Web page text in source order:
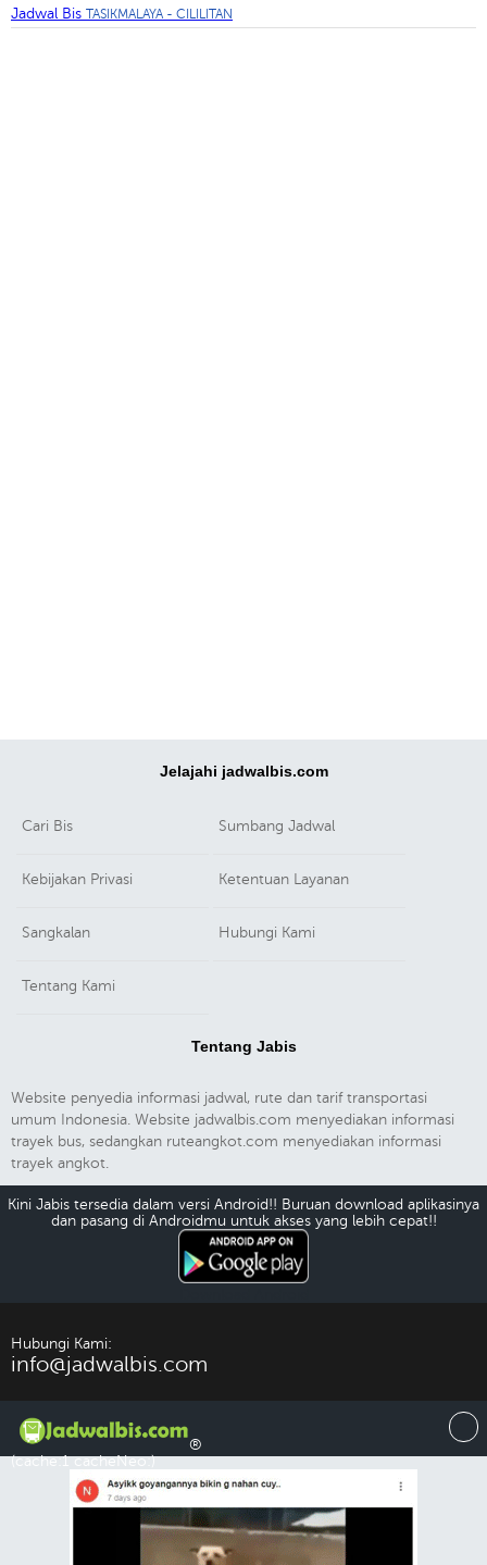
Jadwal Bis TASIKMALAYA - CILILITAN
Jelajahi jadwalbis.com
Cari Bis Sumbang Jadwal
Kebijakan Privasi Ketentuan Layanan
Sangkalan Hubungi Kami
Tentang Kami
Tentang Jabis
Website penyedia informasi jadwal, rute dan tarif transportasi
umum Indonesia. Website jadwalbis.com menyediakan informasi
trayek bus, sedangkan ruteangkot.com menyediakan informasi
trayek angkot.
Kini Jabis tersedia dalam versi Android!! Buruan download aplikasinya
dan pasang di Androidmu untuk akses yang lebih cepat!!
Hubungi Kami:
info@jadwalbis.com
®
(cache:1 cacheNeo:)